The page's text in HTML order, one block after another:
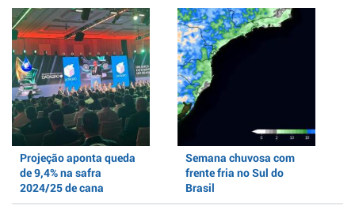
Projeção aponta queda
de 9,4% na safra
2024/25 de cana
Semana chuvosa com
frente fria no Sul do
Brasil